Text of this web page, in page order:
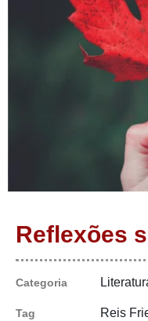
Reflexões
Categoria
Tag Reis